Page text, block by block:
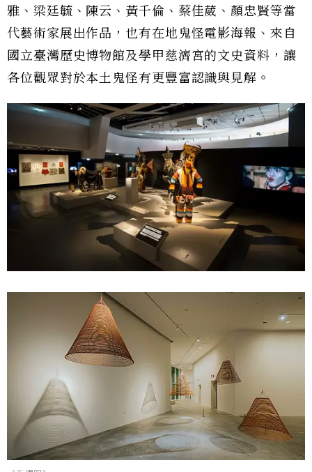
雅、梁廷毓、陳云、黃千倫、蔡佳葳、顏忠賢等當
代藝術家展出作品，也有在地鬼怪電影海報、來自
國立臺灣歷史博物館及學甲慈濟宮的文史資料，讓
各位觀眾對於本土鬼怪有更豐富認識與見解。